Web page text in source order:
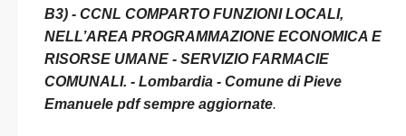
B3) - CCNL COMPARTO FUNZIONI LOCALI,
NELL’AREA PROGRAMMAZIONE ECONOMICA E
RISORSE UMANE - SERVIZIO FARMACIE
COMUNALI. - Lombardia - Comune di Pieve
Emanuele pdf sempre aggiornate.